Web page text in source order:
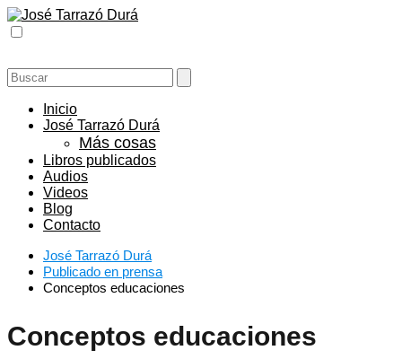
Inicio
José Tarrazó Durá
Más cosas
Libros publicados
Audios
Videos
Blog
Contacto
José Tarrazó Durá
Publicado en prensa
Conceptos educaciones
Conceptos educaciones